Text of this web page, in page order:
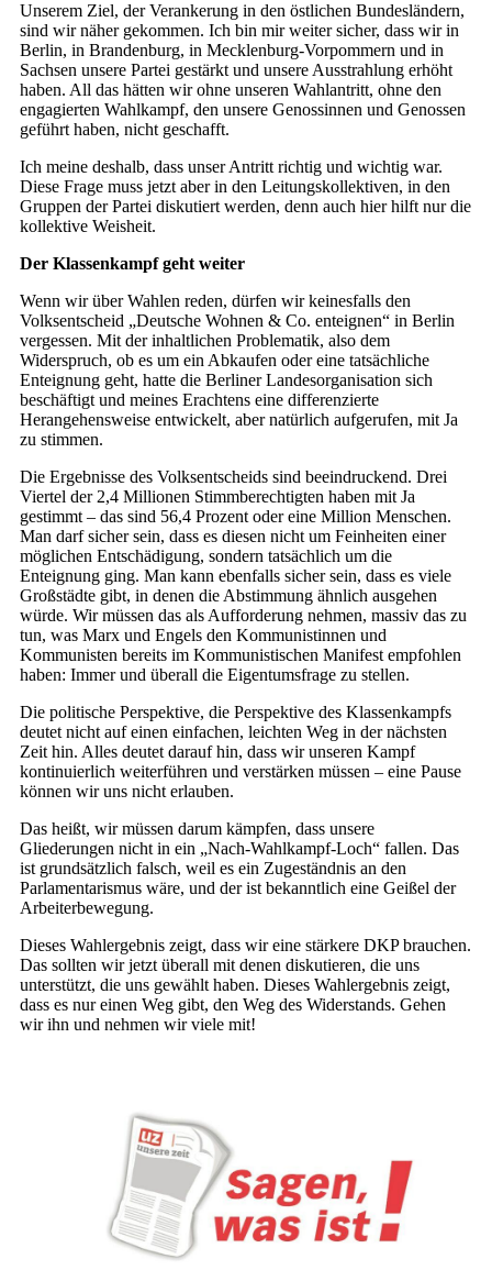
Unserem Ziel, der Verankerung in den östlichen Bundesländern,
sind wir näher gekommen. Ich bin mir weiter sicher, dass wir in
Berlin, in Brandenburg, in Mecklenburg-Vorpommern und in
Sachsen unsere Partei gestärkt und unsere Ausstrahlung erhöht
haben. All das hätten wir ohne unseren Wahlantritt, ohne den
engagierten Wahlkampf, den unsere Genossinnen und Genossen
geführt haben, nicht geschafft.
Ich meine deshalb, dass unser Antritt richtig und wichtig war.
Diese Frage muss jetzt aber in den Leitungskollektiven, in den
Gruppen der Partei diskutiert werden, denn auch hier hilft nur die
kollektive Weisheit.
Der Klassenkampf geht weiter
Wenn wir über Wahlen reden, dürfen wir keinesfalls den
Volksentscheid „Deutsche Wohnen & Co. enteignen“ in Berlin
vergessen. Mit der inhaltlichen Problematik, also dem
Widerspruch, ob es um ein Abkaufen oder eine tatsächliche
Enteignung geht, hatte die Berliner Landesorganisation sich
beschäftigt und meines Erachtens eine differenzierte
Herangehensweise entwickelt, aber natürlich aufgerufen, mit Ja
zu stimmen.
Die Ergebnisse des Volksentscheids sind beeindruckend. Drei
Viertel der 2,4 Millionen Stimmberechtigten haben mit Ja
gestimmt – das sind 56,4 Prozent oder eine Million Menschen.
Man darf sicher sein, dass es diesen nicht um Feinheiten einer
möglichen Entschädigung, sondern tatsächlich um die
Enteignung ging. Man kann ebenfalls sicher sein, dass es viele
Großstädte gibt, in denen die Abstimmung ähnlich ausgehen
würde. Wir müssen das als Aufforderung nehmen, massiv das zu
tun, was Marx und Engels den Kommunistinnen und
Kommunisten bereits im Kommunistischen Manifest empfohlen
haben: Immer und überall die Eigentumsfrage zu stellen.
Die politische Perspektive, die Perspektive des Klassenkampfs
deutet nicht auf einen einfachen, leichten Weg in der nächsten
Zeit hin. Alles deutet darauf hin, dass wir unseren Kampf
kontinuierlich weiterführen und verstärken müssen – eine Pause
können wir uns nicht erlauben.
Das heißt, wir müssen darum kämpfen, dass unsere
Gliederungen nicht in ein „Nach-Wahlkampf-Loch“ fallen. Das
ist grundsätzlich falsch, weil es ein Zugeständnis an den
Parlamentarismus wäre, und der ist bekanntlich eine Geißel der
Arbeiterbewegung.
Dieses Wahlergebnis zeigt, dass wir eine stärkere DKP brauchen.
Das sollten wir jetzt überall mit denen diskutieren, die uns
unterstützt, die uns gewählt haben. Dieses Wahlergebnis zeigt,
dass es nur einen Weg gibt, den Weg des Widerstands. Gehen
wir ihn und nehmen wir viele mit!